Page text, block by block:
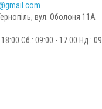
вул. Оболоня 11А
Сб.: 09:00 - 17.00 Нд.: